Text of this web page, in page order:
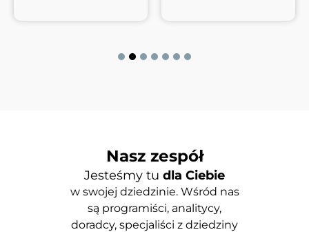
4 5 6 7
Nasz zespół
Jesteśmy tu dla Ciebie
w swojej dziedzinie. Wśród nas
są programiści, analitycy,
doradcy, specjaliści z dziedziny